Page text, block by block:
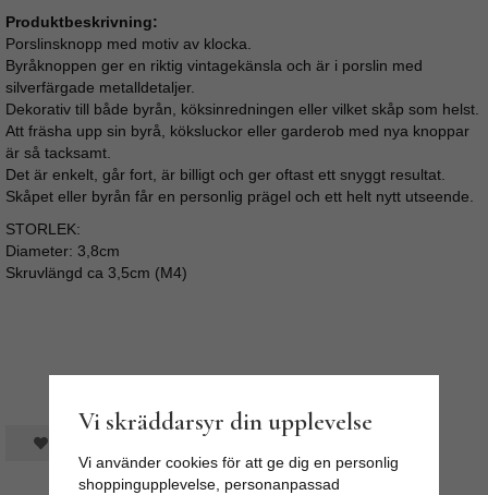
Produktbeskrivning:
Porslinsknopp med motiv av klocka.
Byråknoppen ger en riktig vintagekänsla och är i porslin med
silverfärgade metalldetaljer.
Dekorativ till både byrån, köksinredningen eller vilket skåp som helst.
Att fräsha upp sin byrå, köksluckor eller garderob med nya knoppar
är så tacksamt.
Det är enkelt, går fort, är billigt och ger oftast ett snyggt resultat.
Skåpet eller byrån får en personlig prägel och ett helt nytt utseende.
STORLEK:
Diameter: 3,8cm
Skruvlängd ca 3,5cm (M4)
Spara som favorit
Vi skräddarsyr din upplevelse
Vi använder cookies för att ge dig en personlig
shoppingupplevelse, personanpassad